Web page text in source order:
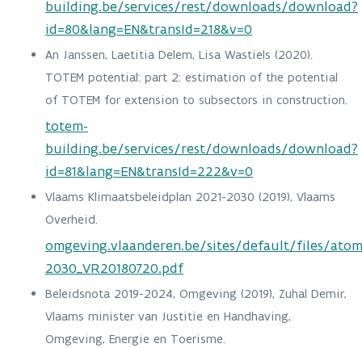
building.be/services/rest/downloads/download?
id=80&lang=EN&transId=218&v=0
An Janssen, Laetitia Delem, Lisa Wastiels (2020).
TOTEM potential: part 2: estimation of the potential
of TOTEM for extension to subsectors in construction.
totem-
building.be/services/rest/downloads/download?
id=81&lang=EN&transId=222&v=0
Vlaams Klimaatsbeleidplan 2021-2030 (2019), Vlaams
Overheid.
omgeving.vlaanderen.be/sites/default/files/
2030_VR20180720.pdf
Beleidsnota 2019-2024, Omgeving (2019), Zuhal Demir,
Vlaams minister van Justitie en Handhaving,
Omgeving, Energie en Toerisme.